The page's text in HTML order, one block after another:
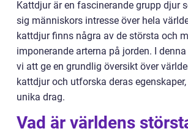
Kattdjur är en fascinerande grupp djur
sig människors intresse över hela
kattdjur finns några av de största och
imponerande arterna på jorden. I
vi att ge en grundlig översikt över
kattdjur och utforska deras
unika drag.
Vad är världens